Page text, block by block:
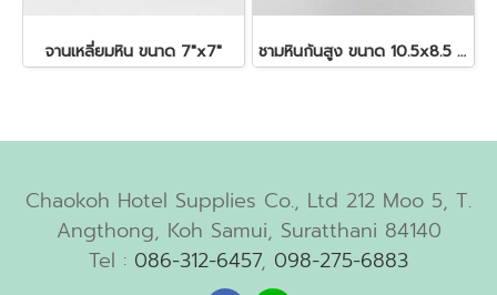
จานเหลี่ยมหิน ขนาด 7"x7" ชามหินก้นสูง ขนาด 10.5x8.5 ซม.
Chaokoh Hotel Supplies Co., Ltd 212 Moo 5, T.
Angthong, Koh Samui, Suratthani 84140
Tel : 086-312-6457, 098-275-6883